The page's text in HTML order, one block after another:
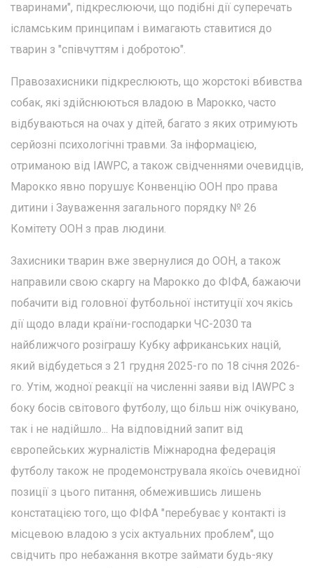
тваринами", підкреслюючи, що подібні дії суперечать
ісламським принципам і вимагають ставитися до
тварин з "співчуттям і добротою".
Правозахисники підкреслюють, що жорстокі вбивства
собак, які здійснюються владою в Марокко, часто
відбуваються на очах у дітей, багато з яких отримують
серйозні психологічні травми. За інформацією,
отриманою від IAWPC, а також свідченнями очевидців,
Марокко явно порушує Конвенцію ООН про права
дитини і Зауваження загального порядку № 26
Комітету ООН з прав людини.
Захисники тварин вже звернулися до ООН, а також
направили свою скаргу на Марокко до ФІФА, бажаючи
побачити від головної футбольної інституції хоч якісь
дії щодо влади країни-господарки ЧС-2030 та
найближчого розіграшу Кубку африканських націй,
який відбудеться з 21 грудня 2025-го по 18 січня 2026-
го. Утім, жодної реакції на численні заяви від IAWPC з
боку босів світового футболу, що більш ніж очікувано,
так і не надійшло... На відповідний запит від
європейських журналістів Міжнародна федерація
футболу також не продемонструвала якоїсь очевидної
позиції з цього питання, обмежившись лишень
констатацією того, що ФІФА "перебуває у контакті із
місцевою владою з усіх актуальних проблем", що
свідчить про небажання вкотре займати будь-яку